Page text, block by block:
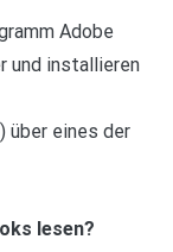
Adobe
und installieren
über eines der
lesen?